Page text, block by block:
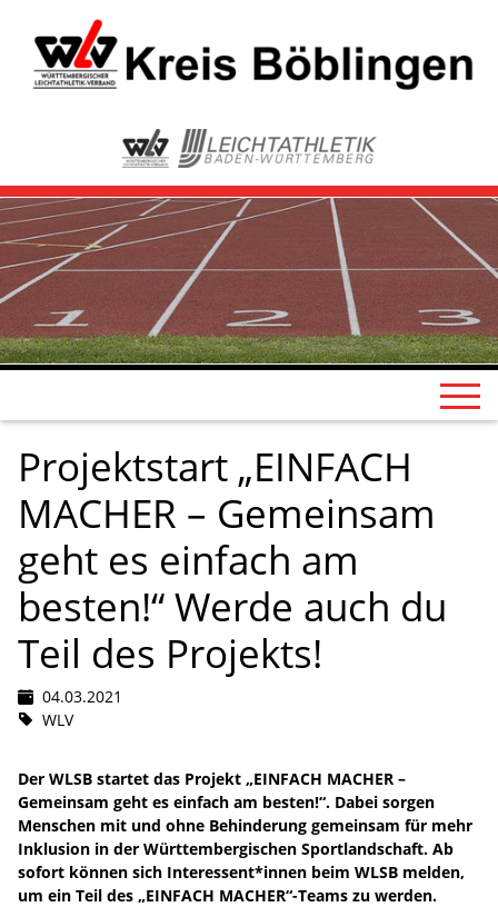
Projektstart „EINFACH
MACHER – Gemeinsam
geht es einfach am
besten!“ Werde auch du
Teil des Projekts!
04.03.2021
WLV
Der WLSB startet das Projekt „EINFACH MACHER –
Gemeinsam geht es einfach am besten!“. Dabei sorgen
Menschen mit und ohne Behinderung gemeinsam für mehr
Inklusion in der Württembergischen Sportlandschaft. Ab
sofort können sich Interessent*innen beim WLSB melden,
um ein Teil des „EINFACH MACHER“-Teams zu werden.